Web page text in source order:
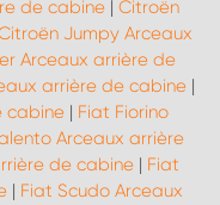
de cabine | Citroën
Jumpy Arceaux
Arceaux arrière de
arrière de cabine|
cabine| Fiat Fiorino
Arceaux arrière
de cabine| Fiat
| Fiat Scudo Arceaux